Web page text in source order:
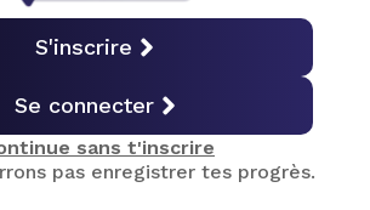
vers l'avenir
S'inscrire
Se connecter
sans t'inscrire
pas enregistrer tes progrès.